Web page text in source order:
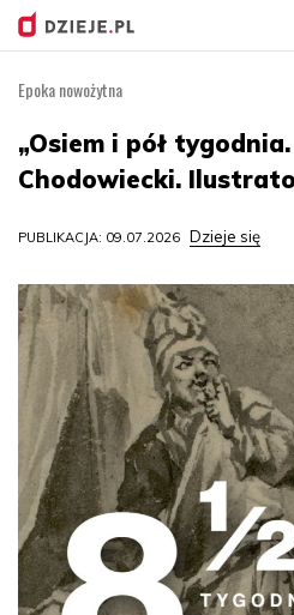
Epoka nowożytna
„Osiem i pół
Chodowiecki.
PUBLIKACJA: 09.07.2026 Dzieje się